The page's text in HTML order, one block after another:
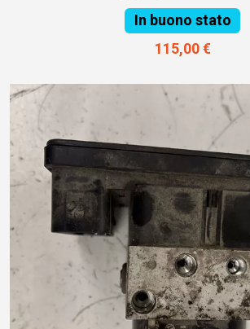
In buono stato
115,00 €